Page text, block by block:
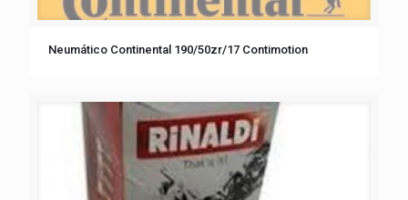
Neumático Continental 190/50zr/17 Contimotion